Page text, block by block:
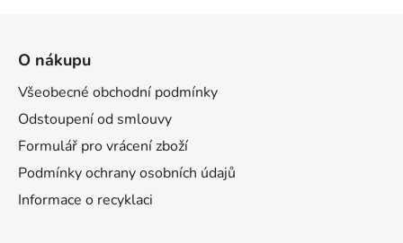
O nákupu
Všeobecné obchodní podmínky
Odstoupení od smlouvy
Formulář pro vrácení zboží
Podmínky ochrany osobních údajů
Informace o recyklaci